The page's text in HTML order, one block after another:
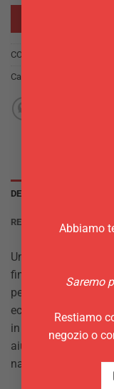
Abbiamo
Saremo
Restiamo
negozio o
COD:
Categoria:
DESCRIZIONE
RECENSIONI (0)
Una delle soluzioni
finger food nel cono
per contenere fritti,
eccessivamente
in modo elegante il
aiuterà a potenziare
naturalezza del